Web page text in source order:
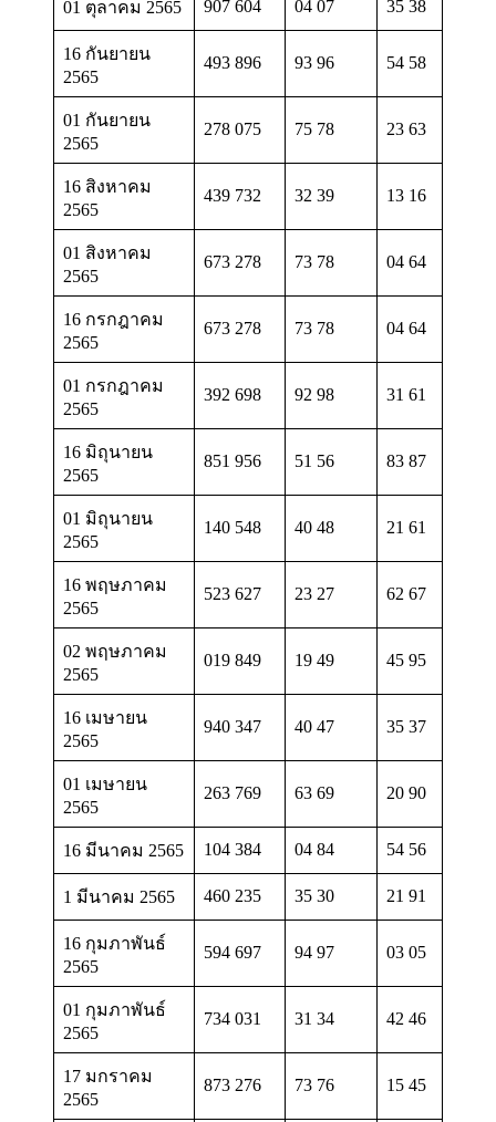
01 ตุลาคม 2565 907 604 04 07 35 38
16 กันยายน
2565
493 896 93 96 54 58
01 กันยายน
2565
278 075 75 78 23 63
16 สิงหาคม
2565
439 732 32 39 13 16
01 สิงหาคม
2565
673 278 73 78 04 64
16 กรกฎาคม
2565
673 278 73 78 04 64
01 กรกฎาคม
2565
392 698 92 98 31 61
16 มิถุนายน
2565
851 956 51 56 83 87
01 มิถุนายน
2565
140 548 40 48 21 61
16 พฤษภาคม
2565
523 627 23 27 62 67
02 พฤษภาคม
2565
019 849 19 49 45 95
16 เมษายน
2565
940 347 40 47 35 37
01 เมษายน
2565
263 769 63 69 20 90
16 มีนาคม 2565 104 384 04 84 54 56
1 มีนาคม 2565 460 235 35 30 21 91
16 กุมภาพันธ์
2565
594 697 94 97 03 05
01 กุมภาพันธ์
2565
734 031 31 34 42 46
17 มกราคม
2565
873 276 73 76 15 45